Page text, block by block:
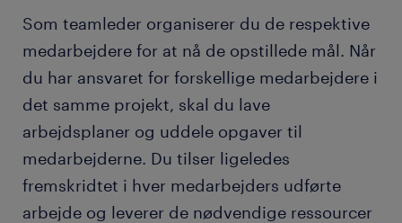
Som teamleder organiserer du de respektive
medarbejdere for at nå de opstillede mål. Når
du har ansvaret for forskellige medarbejdere i
det samme projekt, skal du lave
arbejdsplaner og uddele opgaver til
medarbejderne. Du tilser ligeledes
fremskridtet i hver medarbejders udførte
arbejde og leverer de nødvendige ressourcer